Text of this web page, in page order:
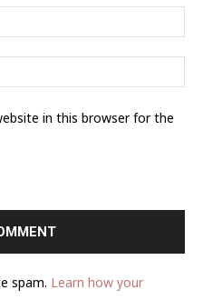
in this browser for the
spam. Learn how your